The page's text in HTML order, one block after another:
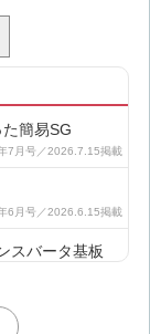
簡易SG
スバータ基板
易SG